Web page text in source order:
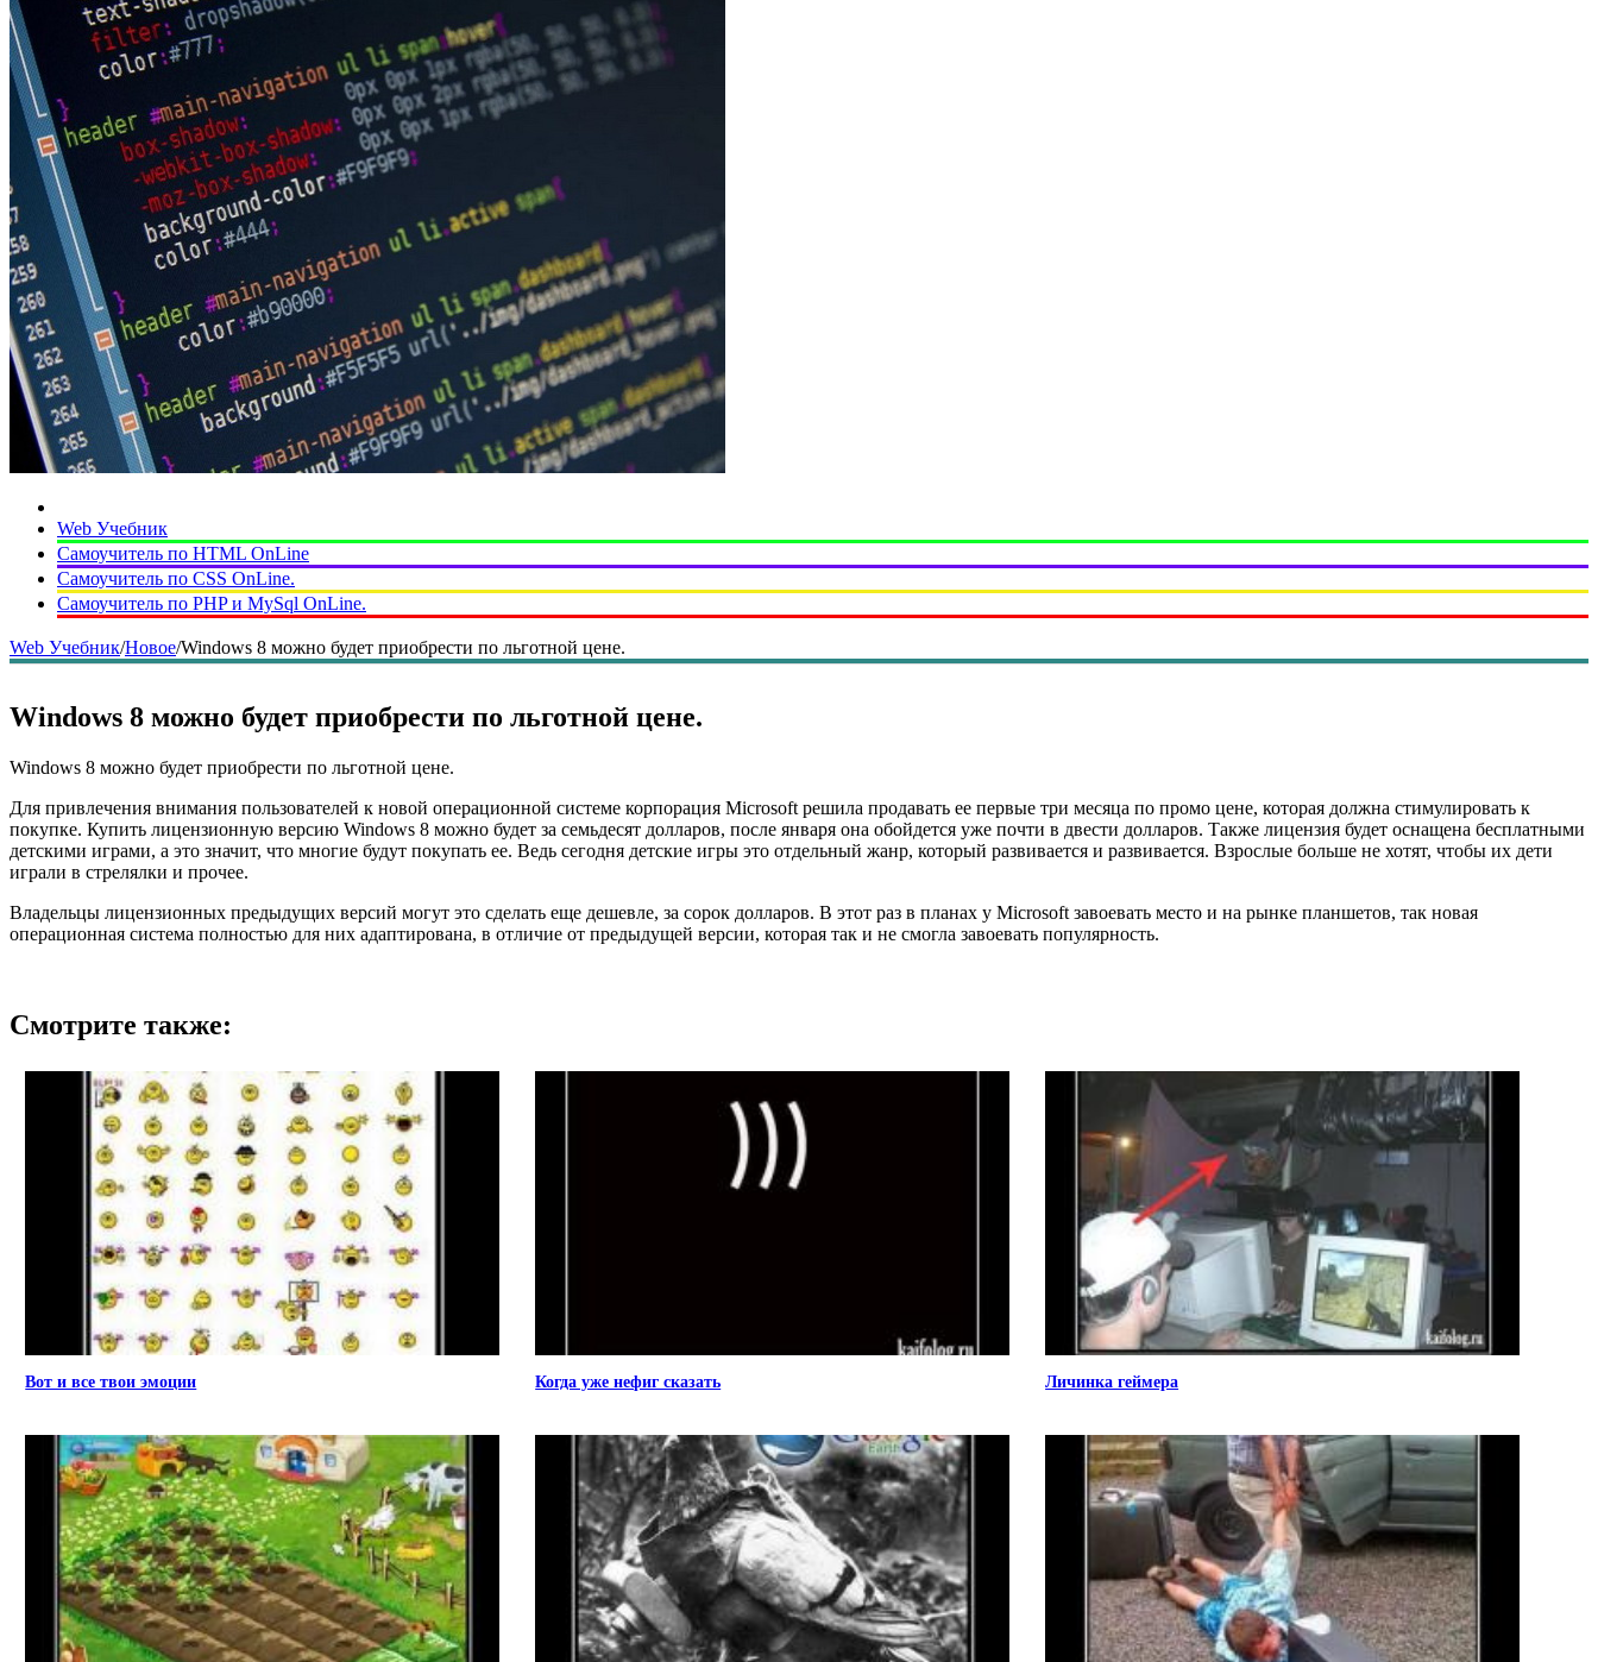
Web Учебник
Самоучитель по HTML OnLine
Самоучитель по CSS OnLine.
Самоучитель по PHP и MySql OnLine.
Web Учебник/Новое/Windows 8 можно будет приобрести по льготной цене.
Windows 8 можно будет приобрести по льготной цене.
Windows 8 можно будет приобрести по льготной цене.
Для привлечения внимания пользователей к новой операционной системе корпорация Microsoft решила продавать ее первые три месяца по промо цене, которая должна стимулировать к
покупке. Купить лицензионную версию Windows 8 можно будет за семьдесят долларов, после января она обойдется уже почти в двести долларов. Также лицензия будет оснащена бесплатными
детскими играми, а это значит, что многие будут покупать ее. Ведь сегодня детские игры это отдельный жанр, который развивается и развивается. Взрослые больше не хотят, чтобы их дети
играли в стрелялки и прочее.
Владельцы лицензионных предыдущих версий могут это сделать еще дешевле, за сорок долларов. В этот раз в планах у Microsoft завоевать место и на рынке планшетов, так новая
операционная система полностью для них адаптирована, в отличие от предыдущей версии, которая так и не смогла завоевать популярность.
Смотрите также:
Вот и все твои эмоции Когда уже нефиг сказать Личинка геймера